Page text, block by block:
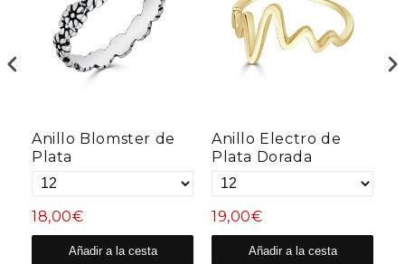
Anillo Blomster de
Plata
18,00€
Añadir a la cesta
Anillo Electro de
Plata Dorada
19,00€
Añadir a la cesta